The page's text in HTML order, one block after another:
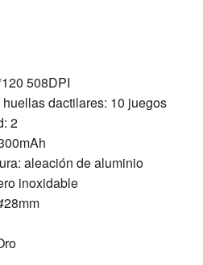
508DPI
dactilares: 10 juegos
2
aleación de aluminio
inoxidable
28mm